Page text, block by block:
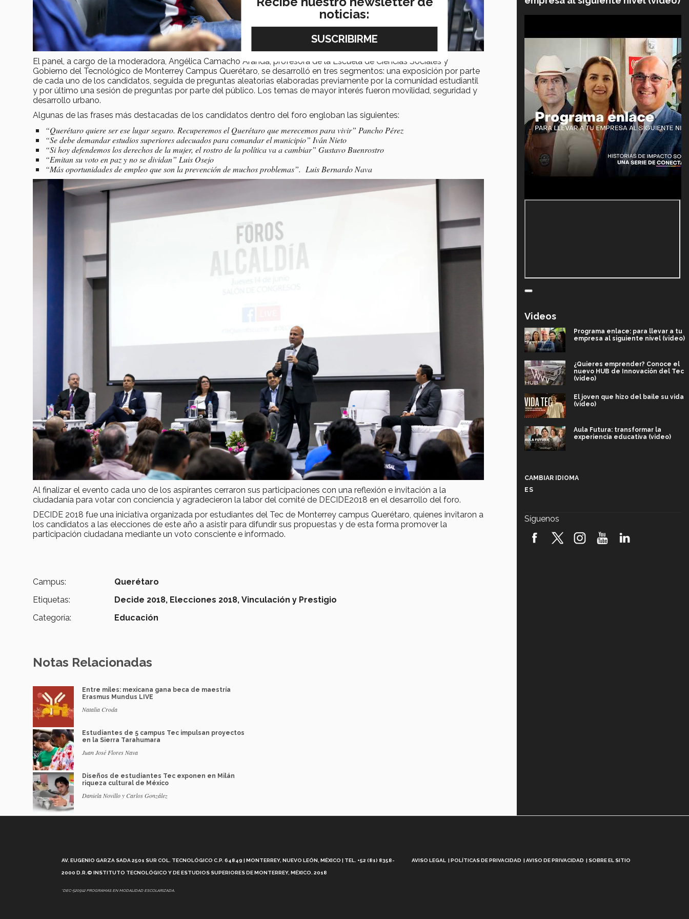
El panel, a cargo de la moderadora, Angélica Camacho Aranda, profesora de la Escuela de Ciencias Sociales y
Gobierno del Tecnológico de Monterrey Campus Querétaro, se desarrolló en tres segmentos: una exposición por parte
de cada uno de los candidatos, seguida de preguntas aleatorias elaboradas previamente por la comunidad estudiantil
y por último una sesión de preguntas por parte del público. Los temas de mayor interés fueron movilidad, seguridad y
desarrollo urbano.
Algunas de las frases más destacadas de los candidatos dentro del foro engloban las siguientes:
“Querétaro quiere ser ese lugar seguro. Recuperemos el Querétaro que merecemos para vivir” Pancho Pérez
“Se debe demandar estudios superiores adecuados para comandar el municipio” Iván Nieto
“Si hoy defendemos los derechos de la mujer, el rostro de la política va a cambiar” Gustavo Buenrostro
“Emitan su voto en paz y no se dividan” Luis Osejo
“Más oportunidades de empleo que son la prevención de muchos problemas”. Luis Bernardo Nava
Al finalizar el evento cada uno de los aspirantes cerraron sus participaciones con una reflexión e invitación a la
ciudadanía para votar con conciencia y agradecieron la labor del comité de DECIDE2018 en el desarrollo del foro.
DECIDE 2018 fue una iniciativa organizada por estudiantes del Tec de Monterrey campus Querétaro, quienes invitaron a
los candidatos a las elecciones de este año a asistir para difundir sus propuestas y de esta forma promover la
participación ciudadana mediante un voto consciente e informado.
Campus:
Querétaro
Etiquetas:
Decide 2018, Elecciones 2018, Vinculación y Prestigio
Categoría:
Educación
Notas Relacionadas
Entre miles: mexicana gana beca de maestría
Erasmus Mundus LIVE
Natalia Croda
Estudiantes de 5 campus Tec impulsan proyectos
en la Sierra Tarahumara
Juan José Flores Nava
Diseños de estudiantes Tec exponen en Milán
riqueza cultural de México
Daniela Novillo y Carlos González
Videos
Programa enlace: para llevar a tu
empresa al siguiente nivel (video)
¿Quieres emprender? Conoce el
nuevo HUB de Innovación del Tec
(video)
El joven que hizo del baile su vida
(video)
Aula Futura: transformar la
experiencia educativa (video)
robótica FIRST 2026! (video)
CAMBIAR IDIOMA
ES
Síguenos
AV. EUGENIO GARZA SADA 2501 SUR COL. TECNOLÓGICO C.P. 64849 | MONTERREY, NUEVO LEÓN, MÉXICO | TEL. +52 (81) 8358-
2000 D.R.© INSTITUTO TECNOLÓGICO Y DE ESTUDIOS SUPERIORES DE MONTERREY, MÉXICO. 2018
*DEC-520912 PROGRAMAS EN MODALIDAD ESCOLARIZADA.
AVISO LEGAL POLÍTICAS DE PRIVACIDAD AVISO DE PRIVACIDAD SOBRE EL SITIO
noticias: